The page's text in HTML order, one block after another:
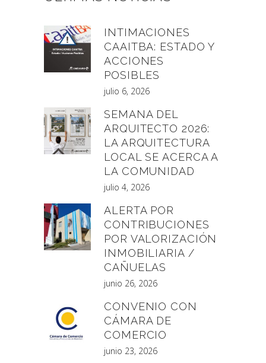
INTIMACIONES
CAAITBA: ESTADO Y
ACCIONES
POSIBLES
julio 6, 2026
SEMANA DEL
ARQUITECTO 2026:
LA ARQUITECTURA
LOCAL SE ACERCA A
LA COMUNIDAD
julio 4, 2026
ALERTA POR
CONTRIBUCIONES
POR VALORIZACIÓN
INMOBILIARIA /
CAÑUELAS
junio 26, 2026
CONVENIO CON
CÁMARA DE
COMERCIO
junio 23, 2026